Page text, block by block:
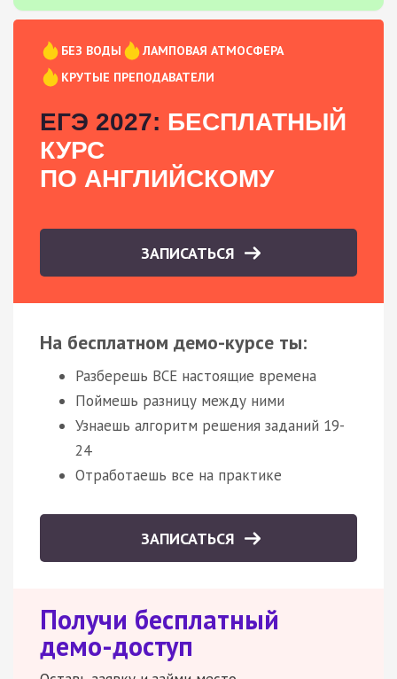
БЕЗ ВОДЫ
ЛАМПОВАЯ АТМОСФЕРА
КРУТЫЕ ПРЕПОДАВАТЕЛИ
ЕГЭ 2027: БЕСПЛАТНЫЙ
КУРС
ПО АНГЛИЙСКОМУ
ЗАПИСАТЬСЯ
На бесплатном демо-курсе ты:
Разберешь ВСЕ настоящие времена
Поймешь разницу между ними
Узнаешь алгоритм решения заданий 19-
24
Отработаешь все на практике
ЗАПИСАТЬСЯ
Получи бесплатный
демо-доступ